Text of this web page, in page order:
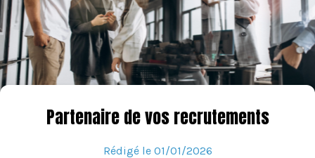
Partenaire de vos recrutements
Rédigé le 01/01/2026